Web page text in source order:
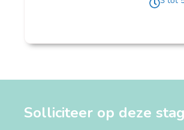
Solliciteer op deze